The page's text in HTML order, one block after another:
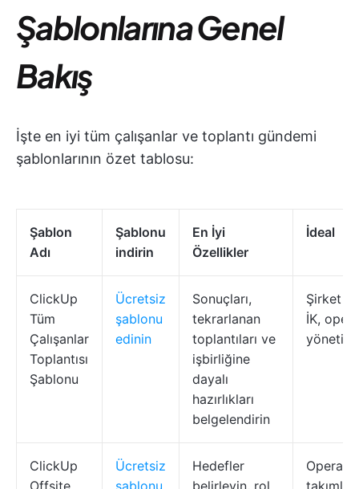
Şablonlarına Genel
Bakış
İşte en iyi tüm çalışanlar ve toplantı gündemi
şablonlarının özet tablosu:
Şablon
Adı
Şablonu
indirin
En İyi
Özellikler
İdeal
ClickUp
Tüm
Çalışanlar
Toplantısı
Şablonu
Ücretsiz
şablonu
edinin
Sonuçları,
tekrarlanan
toplantıları ve
işbirliğine
dayalı
hazırlıkları
belgelendirin
Şirket
İK,
ClickUp
Offsite
Ücretsiz
şablonu
Hedefler
belirleyin, rol